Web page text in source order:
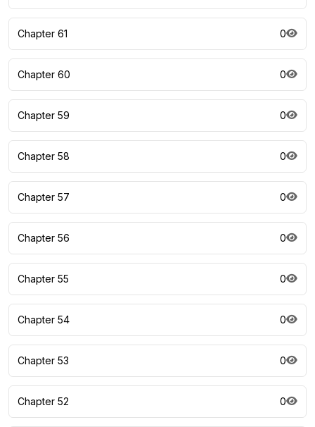
Chapter 61 0
Chapter 60 0
Chapter 59 0
Chapter 58 0
Chapter 57 0
Chapter 56 0
Chapter 55 0
Chapter 54 0
Chapter 53 0
Chapter 52 0